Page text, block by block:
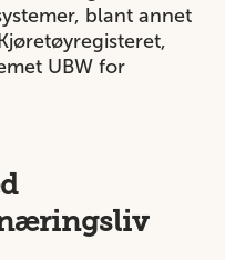
blant annet
UBW for